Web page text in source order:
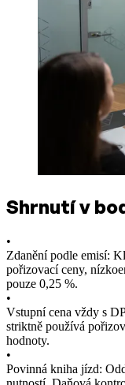
Shrnutí v
•
Zdanění podle emisí:
pořizovací ceny,
pouze 0,25 %.
•
Vstupní cena vždy s
striktně používá
hodnoty.
•
Povinná kniha jízd: